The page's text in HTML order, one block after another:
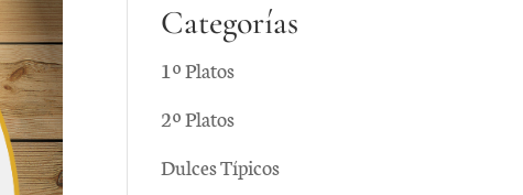
Categorías
1º Platos
2º Platos
Dulces Típicos